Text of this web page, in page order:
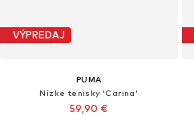
VÝPREDAJ
PUMA
Nízke tenisky 'Carina'
59,90 €